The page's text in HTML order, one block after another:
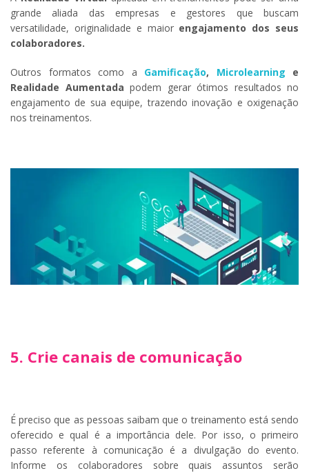
grande aliada das empresas e gestores que buscam
versatilidade, originalidade e maior engajamento dos seus
colaboradores.
Outros formatos como a Gamificação, Microlearning e
Realidade Aumentada podem gerar ótimos resultados no
engajamento de sua equipe, trazendo inovação e oxigenação
nos treinamentos.
5. Crie canais de comunicação
É preciso que as pessoas saibam que o treinamento está sendo
oferecido e qual é a importância dele. Por isso, o primeiro
passo referente à comunicação é a divulgação do evento.
Informe os colaboradores sobre quais assuntos serão